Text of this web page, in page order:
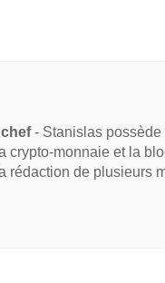
- Stanislas possède
crypto-monnaie et la
rédaction de plusieurs